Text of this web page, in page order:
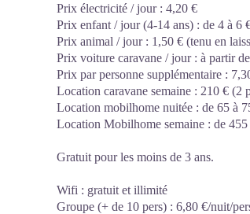
Prix électricité / jour : 4,20 €
Prix enfant / jour (4-14 ans) : de 4 à 6
Prix animal / jour : 1,50 € (tenu en
Prix voiture caravane / jour : à partir
Prix par personne supplémentaire :
Location caravane semaine : 210 € (2
Location mobilhome nuitée : de 65 à
Location Mobilhome semaine : de 455
Gratuit pour les moins de 3 ans.
Wifi : gratuit et illimité
Groupe (+ de 10 pers) : 6,80 €/nuit/